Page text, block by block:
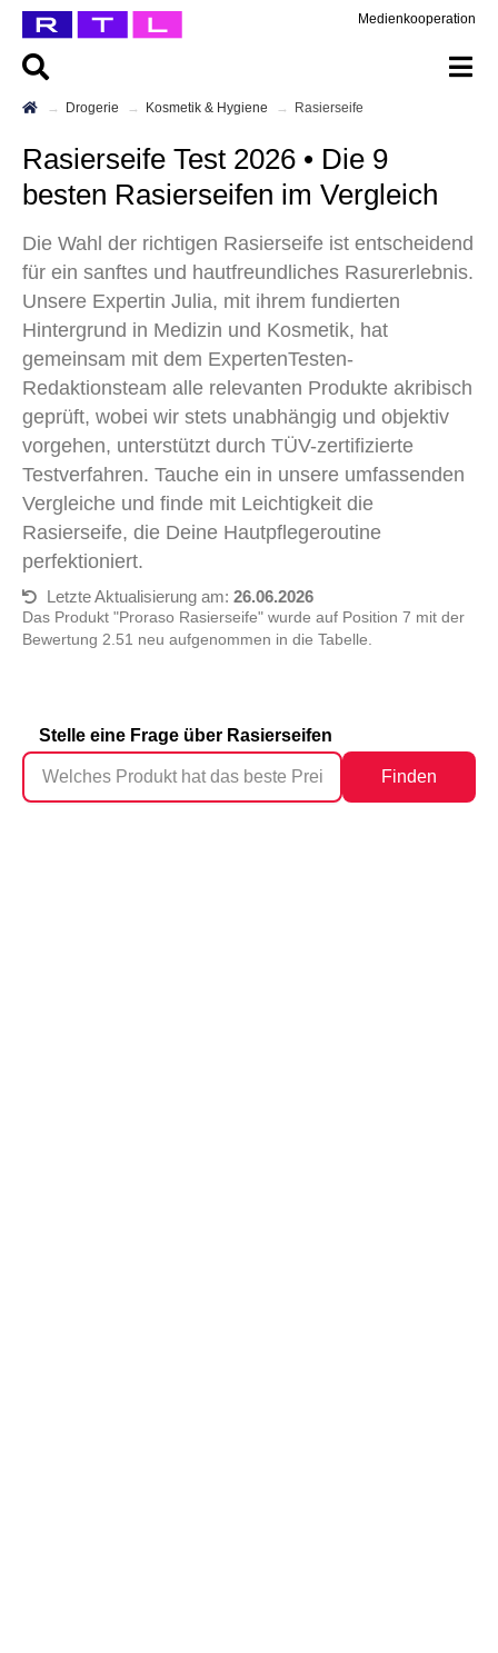
Medienkooperation
Drogerie Kosmetik & Hygiene Rasierseife
Rasierseife Test 2026 • Die 9
besten Rasierseifen im Vergleich
Die Wahl der richtigen Rasierseife ist entscheidend
für ein sanftes und hautfreundliches Rasurerlebnis.
Unsere Expertin Julia, mit ihrem fundierten
Hintergrund in Medizin und Kosmetik, hat
gemeinsam mit dem ExpertenTesten-
Redaktionsteam alle relevanten Produkte akribisch
geprüft, wobei wir stets unabhängig und objektiv
vorgehen, unterstützt durch TÜV-zertifizierte
Testverfahren. Tauche ein in unsere umfassenden
Vergleiche und finde mit Leichtigkeit die
Rasierseife, die Deine Hautpflegeroutine
perfektioniert.
Letzte Aktualisierung am: 26.06.2026
Das Produkt "‎Proraso Rasierseife" wurde auf Position 7 mit der
Bewertung 2.51 neu aufgenommen in die Tabelle.
Stelle eine Frage über Rasierseifen
Finden